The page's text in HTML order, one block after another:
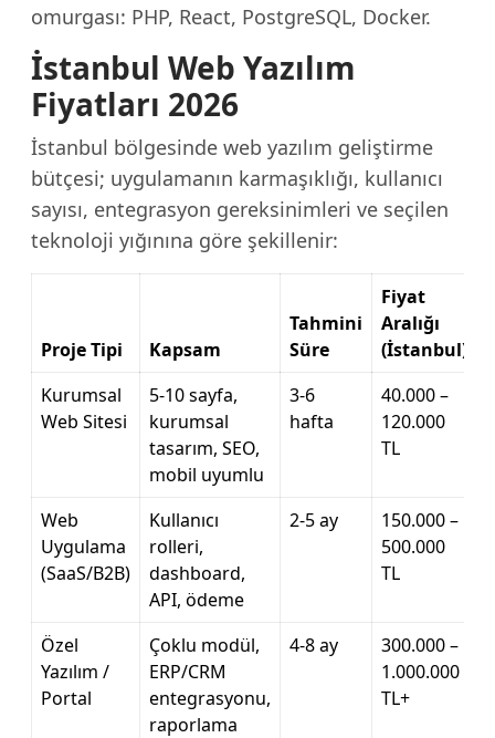
omurgası: PHP, React, PostgreSQL, Docker.
İstanbul Web Yazılım
Fiyatları 2026
İstanbul bölgesinde web yazılım geliştirme
bütçesi; uygulamanın karmaşıklığı, kullanıcı
sayısı, entegrasyon gereksinimleri ve seçilen
teknoloji yığınına göre şekillenir:
Proje Tipi Kapsam
Tahmini
Süre
Fiyat
Aralığı
(İstanbul)
Kurumsal
Web Sitesi
5-10 sayfa,
kurumsal
tasarım, SEO,
mobil uyumlu
3-6
hafta
40.000 –
120.000
TL
Web
Uygulama
(SaaS/B2B)
Kullanıcı
rolleri,
dashboard,
API, ödeme
2-5 ay
150.000 –
500.000
TL
Özel
Yazılım /
Portal
Çoklu modül,
ERP/CRM
entegrasyonu,
raporlama
4-8 ay
300.000 –
1.000.000
TL+